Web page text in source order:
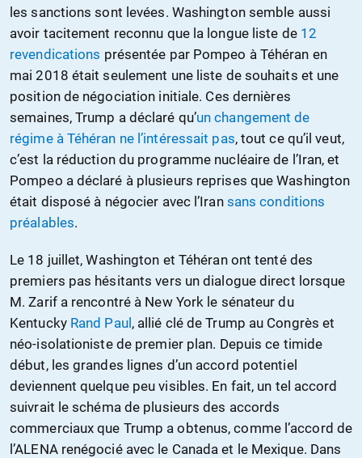
les sanctions sont levées. Washington semble aussi
avoir tacitement reconnu que la longue liste de 12
revendications présentée par Pompeo à Téhéran en
mai 2018 était seulement une liste de souhaits et une
position de négociation initiale. Ces dernières
semaines, Trump a déclaré qu’un changement de
régime à Téhéran ne l’intéressait pas, tout ce qu’il veut,
c’est la réduction du programme nucléaire de l’Iran, et
Pompeo a déclaré à plusieurs reprises que Washington
était disposé à négocier avec l’Iran sans conditions
préalables.
Le 18 juillet, Washington et Téhéran ont tenté des
premiers pas hésitants vers un dialogue direct lorsque
M. Zarif a rencontré à New York le sénateur du
Kentucky Rand Paul, allié clé de Trump au Congrès et
néo-isolationiste de premier plan. Depuis ce timide
début, les grandes lignes d’un accord potentiel
deviennent quelque peu visibles. En fait, un tel accord
suivrait le schéma de plusieurs des accords
commerciaux que Trump a obtenus, comme l’accord de
l’ALENA renégocié avec le Canada et le Mexique. Dans